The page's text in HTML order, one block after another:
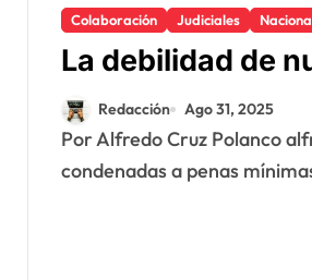
Colaboración Judiciales
La debilidad de
Redacción Ago 31, 2025
Por Alfredo Cruz Polanco alfredocruzpolanco@gmail.com Recientemente fueron juzgadas y
condenadas a penas